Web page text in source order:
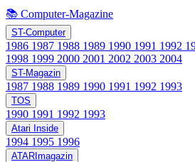
📚 Computer-Magazine
ST-Computer
1986 1987 1988 1989 1990 1991 1992
1998 1999 2000 2001 2002 2003 2004
ST-Magazin
1987 1988 1989 1990 1991 1992 1993
TOS
1990 1991 1992 1993
Atari Inside
1994 1995 1996
ATARImagazin